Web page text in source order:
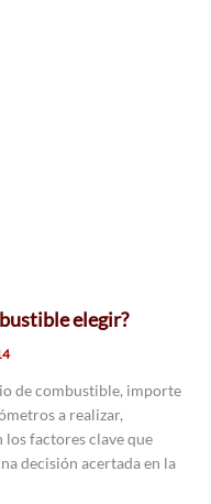
elegir?
de combustible, importe
a realizar,
factores clave que
decisión acertada en la